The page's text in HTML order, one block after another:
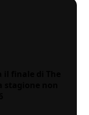
finale di The
non